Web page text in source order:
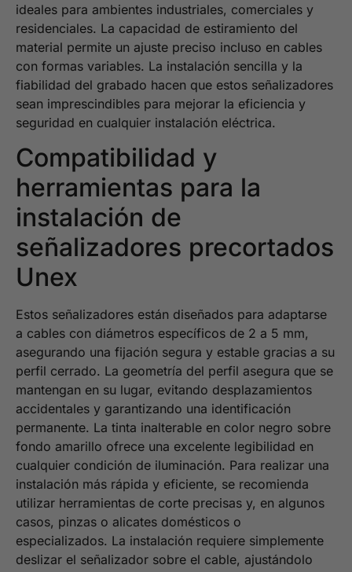
ideales para ambientes industriales, comerciales y
residenciales. La capacidad de estiramiento del
material permite un ajuste preciso incluso en cables
con formas variables. La instalación sencilla y la
fiabilidad del grabado hacen que estos señalizadores
sean imprescindibles para mejorar la eficiencia y
seguridad en cualquier instalación eléctrica.
Compatibilidad y
herramientas para la
instalación de
señalizadores precortados
Unex
Estos señalizadores están diseñados para adaptarse
a cables con diámetros específicos de 2 a 5 mm,
asegurando una fijación segura y estable gracias a su
perfil cerrado. La geometría del perfil asegura que se
mantengan en su lugar, evitando desplazamientos
accidentales y garantizando una identificación
permanente. La tinta inalterable en color negro sobre
fondo amarillo ofrece una excelente legibilidad en
cualquier condición de iluminación. Para realizar una
instalación más rápida y eficiente, se recomienda
utilizar herramientas de corte precisas y, en algunos
casos, pinzas o alicates domésticos o
especializados. La instalación requiere simplemente
deslizar el señalizador sobre el cable, ajustándolo